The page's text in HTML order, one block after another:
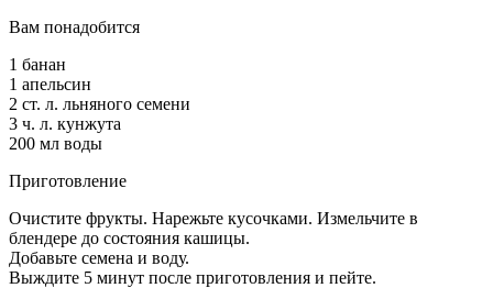
Вам понадобится
1 банан
1 апельсин
2 ст. л. льняного семени
3 ч. л. кунжута
200 мл воды
Приготовление
Очистите фрукты. Нарежьте кусочками. Измельчите в
блендере до состояния кашицы.
Добавьте семена и воду.
Выждите 5 минут после приготовления и пейте.